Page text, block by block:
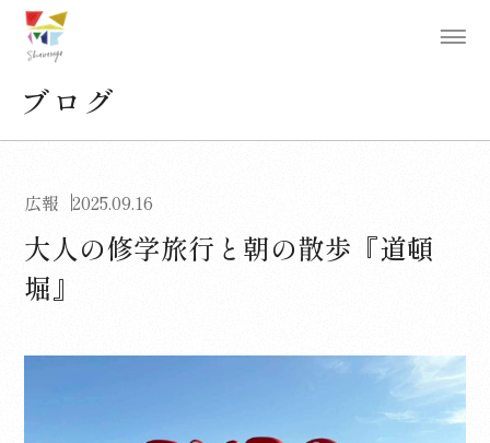
ブログ
広報 2025.09.16
大人の修学旅行と朝の散歩『道頓
堀』